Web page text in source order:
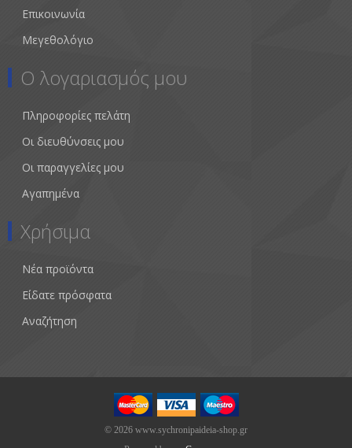
Επικοινωνία
Μεγεθολόγιο
Ο λογαριασμός μου
Πληροφορίες πελάτη
Οι διευθύνσεις μου
Οι παραγγελίες μου
Αγαπημένα
Χρήσιμα
Νέα προϊόντα
Είδατε πρόσφατα
Αναζήτηση
© 2026 www.sychronipaideia-shop.gr